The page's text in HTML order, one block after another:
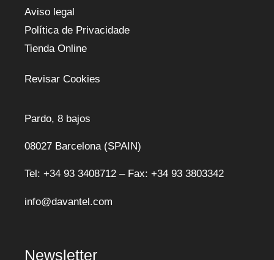
Aviso legal
Política de Privacidade
Tienda Online
Revisar Cookies
Pardo, 8 bajos
08027 Barcelona (SPAIN)
Tel: +34 93 3408712 – Fax: +34 93 3803342
info@davantel.com
Newsletter